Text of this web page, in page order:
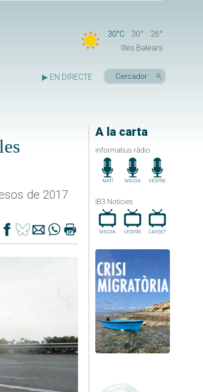
30°C 30°
26°
Illes Balears
▶ EN DIRECTE
A la carta
informatius ràdio
MATÍ MIGDIA VESPRE
IB3 Noticies
MIGDIA VESPRE CAP.SET
de 2017